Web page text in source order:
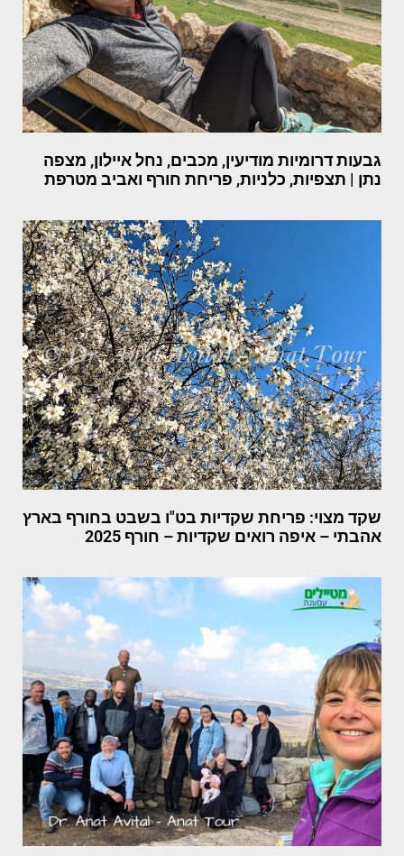
גבעות דרומיות מודיעין, מכבים, נחל איילון, מצפה
נתן | תצפיות, כלניות, פריחת חורף ואביב מטרפת
שקד מצוי: פריחת שקדיות בט"ו בשבט בחורף בארץ
אהבתי – איפה רואים שקדיות – חורף 2025